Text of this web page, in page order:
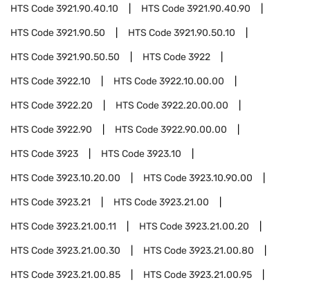
HTS Code3921.90.40.10 HTS Code3921.90.40.90
HTS Code3921.90.50 HTS Code3921.90.50.10
HTS Code3921.90.50.50 HTS Code3922
HTS Code3922.10 HTS Code3922.10.00.00
HTS Code3922.20 HTS Code3922.20.00.00
HTS Code3922.90 HTS Code3922.90.00.00
HTS Code3923 HTS Code3923.10
HTS Code3923.10.20.00 HTS Code3923.10.90.00
HTS Code3923.21 HTS Code3923.21.00
HTS Code3923.21.00.11 HTS Code3923.21.00.20
HTS Code3923.21.00.30 HTS Code3923.21.00.80
HTS Code3923.21.00.85 HTS Code3923.21.00.95